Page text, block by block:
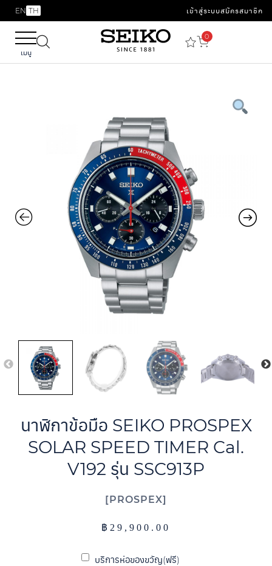
EN TH เข้าสู่ระบบสมัครสมาชิก
เมนู
0
นาฬิกาข้อมือ SEIKO PROSPEX
SOLAR SPEED TIMER Cal.
V192 รุ่น SSC913P
฿ 29,900.00
PROSPEX
บริการห่อของขวัญ(ฟรี)